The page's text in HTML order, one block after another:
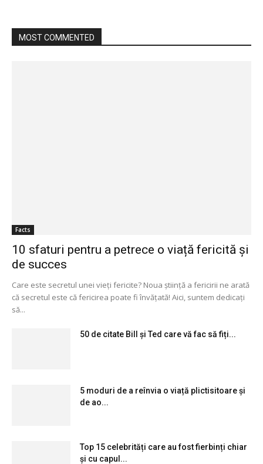
MOST COMMENTED
Facts
10 sfaturi pentru a petrece o viață fericită și
de succes
Care este secretul unei vieți fericite? Noua știință a fericirii ne arată
că secretul este că fericirea poate fi învățată! Aici, suntem dedicați
să...
50 de citate Bill și Ted care vă fac să fiți...
5 moduri de a reînvia o viață plictisitoare și
de ao...
Top 15 celebrități care au fost fierbinți chiar
și cu capul...